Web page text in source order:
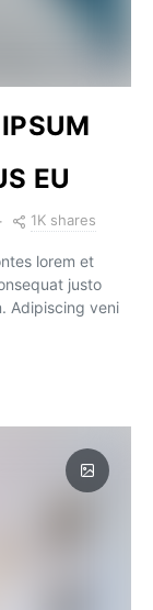
EU
1K shares
lorem et
justo
Adipiscing veni